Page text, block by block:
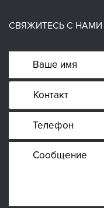
СВЯЖИТЕСЬ С НАМИ